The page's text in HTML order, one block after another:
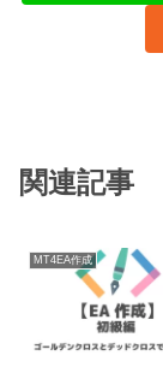
関連記事
MT4EA作成